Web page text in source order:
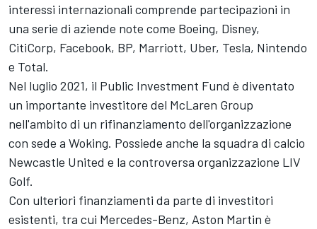
interessi internazionali comprende partecipazioni in
una serie di aziende note come Boeing, Disney,
CitiCorp, Facebook, BP, Marriott, Uber, Tesla, Nintendo
e Total.
Nel luglio 2021, il Public Investment Fund è diventato
un importante investitore del McLaren Group
nell'ambito di un rifinanziamento dell'organizzazione
con sede a Woking. Possiede anche la squadra di calcio
Newcastle United e la controversa organizzazione LIV
Golf.
Con ulteriori finanziamenti da parte di investitori
esistenti, tra cui Mercedes-Benz, Aston Martin è